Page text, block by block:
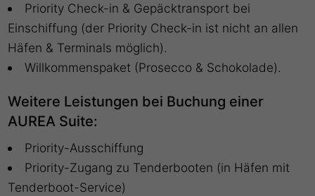
Priority Check-in & Gepäcktransport bei
Einschiffung (der Priority Check-in ist nicht an allen
Häfen & Terminals möglich).
Willkommenspaket (Prosecco & Schokolade).
Weitere Leistungen bei Buchung einer
AUREA Suite:
Priority-Ausschiffung
Priority-Zugang zu Tenderbooten (in Häfen mit
Tenderboot-Service)